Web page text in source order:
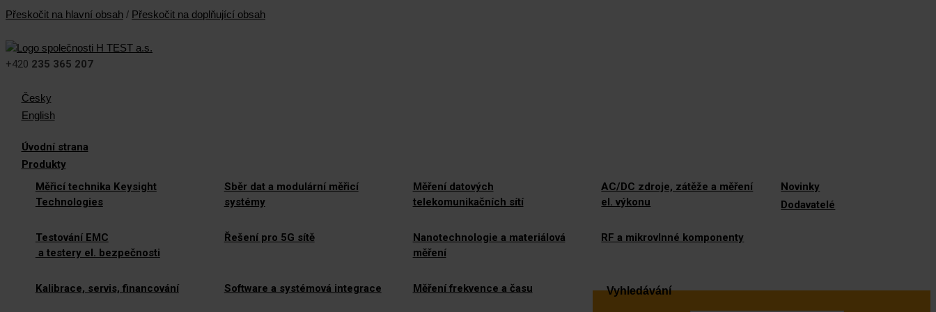
Přeskočit na hlavní obsah / Přeskočit na doplňující obsah
+420 235 365 207
Česky
English
Úvodní strana
Produkty
Měřicí technika Keysight
Technologies
Sběr dat a modulární měřicí
systémy
Měření datových
telekomunikačních sítí
AC/DC zdroje, zátěže a měření
el. výkonu
Testování EMC
a testery el. bezpečnosti
Řešení pro 5G sítě
Nanotechnologie a materiálová
měření
RF a mikrovlnné komponenty
Kalibrace, servis, financování Software a systémová integrace Měření frekvence a času
Novinky
Dodavatelé
Vyhledávání